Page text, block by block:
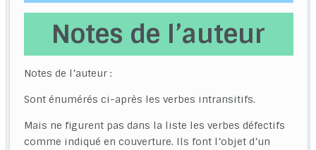
Notes de l’auteur
Notes de l’auteur :
Sont énumérés ci-après les verbes intransitifs.
Mais ne figurent pas dans la liste les verbes défectifs
comme indiqué en couverture. Ils font l’objet d’un